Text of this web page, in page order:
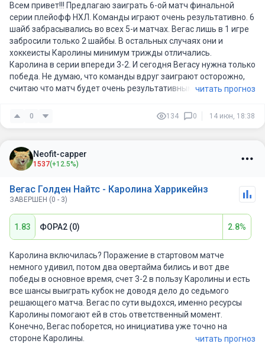
Всем привет!!! Предлагаю заиграть 6-ой матч финальной
серии плейофф НХЛ. Команды играют очень результативно. 6
шайб забрасывались во всех 5-и матчах. Вегас лишь в 1 игре
забросили только 2 шайбы. В остальных случаях они и
хоккеисты Каролины минимум трижды отличались.
Каролина в серии впереди 3-2. И сегодня Вегасу нужна только
победа. Не думаю, что команды вдруг заиграют осторожно,
считаю что матч будет очень результативным. И хочу зайти
только победа.
читать прогноз
0 134 0 14 июн, 18:38
Neofit-capper
1537(+12.5%)
Вегас Голден Найтс - Каролина Харрикейнз
ЗАВЕРШЕН (0 - 3)
1.83 ФОРА2 (0) 2.8%
Каролина включилась? Поражение в стартовом матче
немного удивил, потом два овертайма бились и вот две
победы в основное время, счет 3-2 в пользу Каролины и есть
все шансы выиграть кубок не доводя дело до седьмого
решающего матча. Вегас по сути выдохся, именно ресурсы
Каролины помогают ей в стоь ответственный момент.
Конечно, Вегас поборется, но инициатива уже точно на
стороне Каролины.
читать прогноз